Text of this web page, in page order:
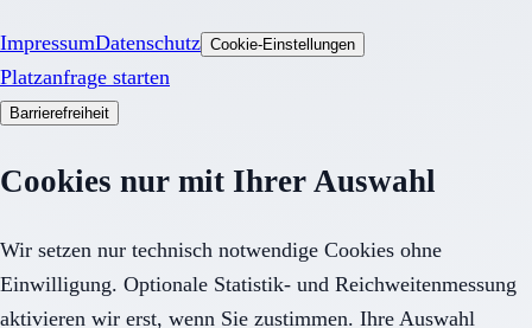
ImpressumDatenschutz Cookie-Einstellungen
Platzanfrage starten
Barrierefreiheit
Cookies nur mit Ihrer Auswahl
Wir setzen nur technisch notwendige Cookies ohne
Einwilligung. Optionale Statistik- und Reichweitenmessung
aktivieren wir erst, wenn Sie zustimmen. Ihre Auswahl